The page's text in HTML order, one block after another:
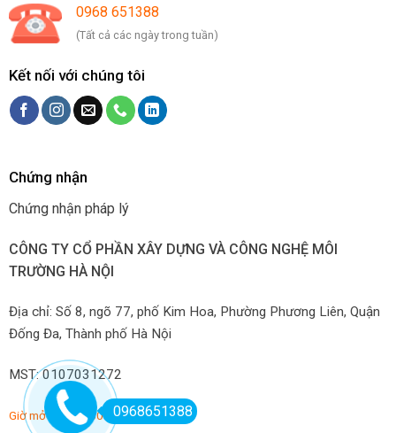
0968 651388
(Tất cả các ngày trong tuần)
Kết nối với chúng tôi
Chứng nhận
Chứng nhận pháp lý
CÔNG TY CỔ PHẦN XÂY DỰNG VÀ CÔNG NGHỆ MÔI
TRƯỜNG HÀ NỘI
Địa chỉ: Số 8, ngõ 77, phố Kim Hoa, Phường Phương Liên, Quận
Đống Đa, Thành phố Hà Nội
MST: 0107031272
Giờ mở hàng: 7:00-22:00 hàng ngày
0968651388